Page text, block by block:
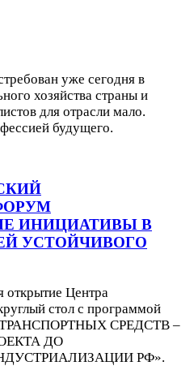
уже сегодня в
хозяйства страны и
для отрасли мало.
будущего.
ИНИЦИАТИВЫ В
УСТОЙЧИВОГО
открытие Центра
стол с программой
СРЕДСТВ –
ДО
РФ».